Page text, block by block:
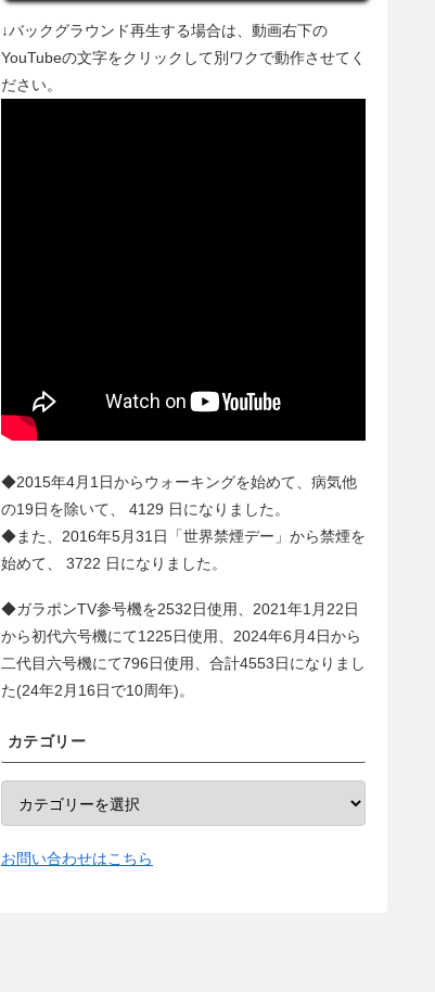
↓バックグラウンド再生する場合は、動画右下の
YouTubeの文字をクリックして別ワクで動作させてく
ださい。
◆2015年4月1日からウォーキングを始めて、病気他
の19日を除いて、 4129 日になりました。
◆また、2016年5月31日「世界禁煙デー」から禁煙を
始めて、 3722 日になりました。
◆ガラポンTV参号機を2532日使用、2021年1月22日
から初代六号機にて1225日使用、2024年6月4日から
二代目六号機にて796日使用、合計4553日になりまし
た(24年2月16日で10周年)。
カテゴリー
お問い合わせはこちら